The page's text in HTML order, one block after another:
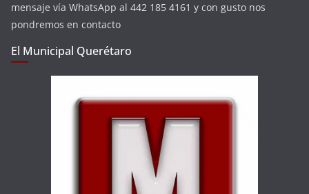
mensaje vía WhatsApp al 442 185 4161 y con gusto nos
pondremos en contacto
El Municipal Querétaro